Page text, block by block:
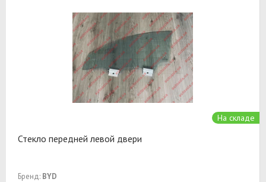
На складе
Стекло передней левой двери
Бренд: BYD